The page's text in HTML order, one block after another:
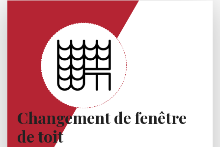
Changement de fenêtre
de toit